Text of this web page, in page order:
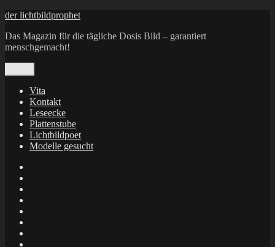
Zum
springen
der lichtbildprophet
Das Magazin für die tägliche Dosis Bild – garantiert
menschgemacht!
Vita
Kontakt
Leseecke
Plattenstube
Lichtbildpoet
Modelle gesucht